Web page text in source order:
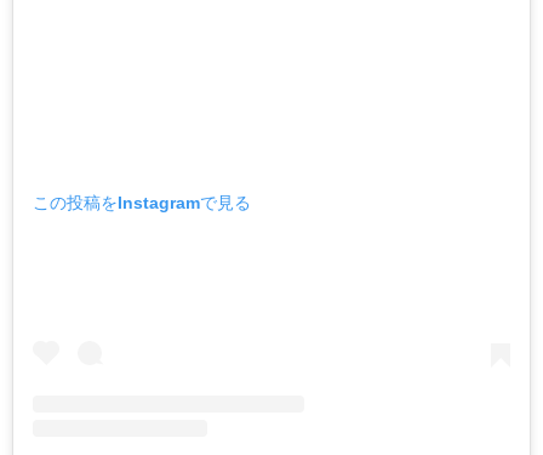
この投稿をInstagramで見る